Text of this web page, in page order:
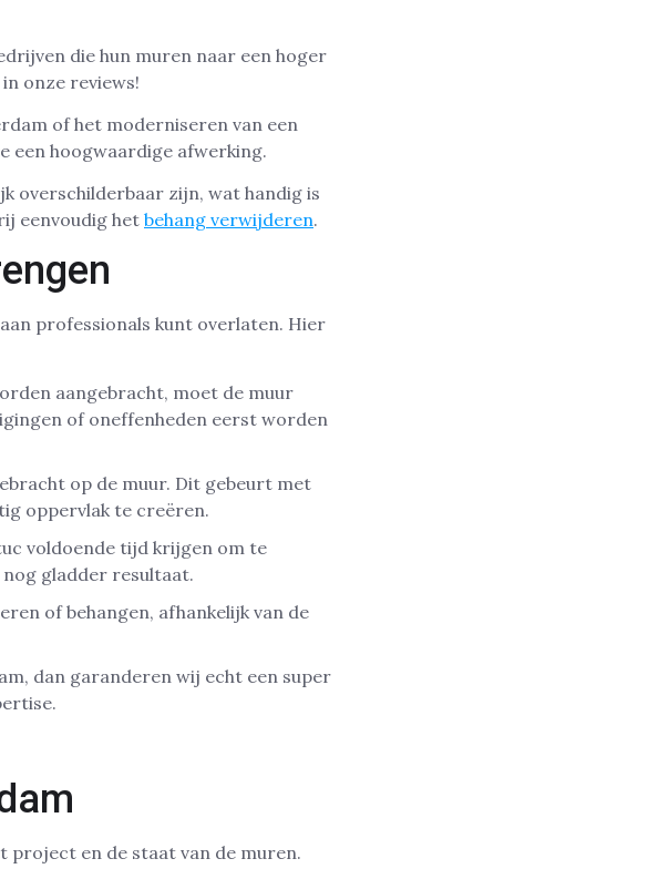
die hun muren naar een hoger
onze reviews!
of het moderniseren van een
een hoogwaardige afwerking.
overschilderbaar zijn, wat handig is
eenvoudig het behang verwijderen.
professionals kunt overlaten. Hier
aangebracht, moet de muur
of oneffenheden eerst worden
op de muur. Dit gebeurt met
oppervlak te creëren.
voldoende tijd krijgen om te
gladder resultaat.
of behangen, afhankelijk van de
dan garanderen wij echt een super
project en de staat van de muren.